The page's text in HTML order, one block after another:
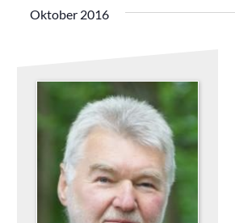
Oktober 2016